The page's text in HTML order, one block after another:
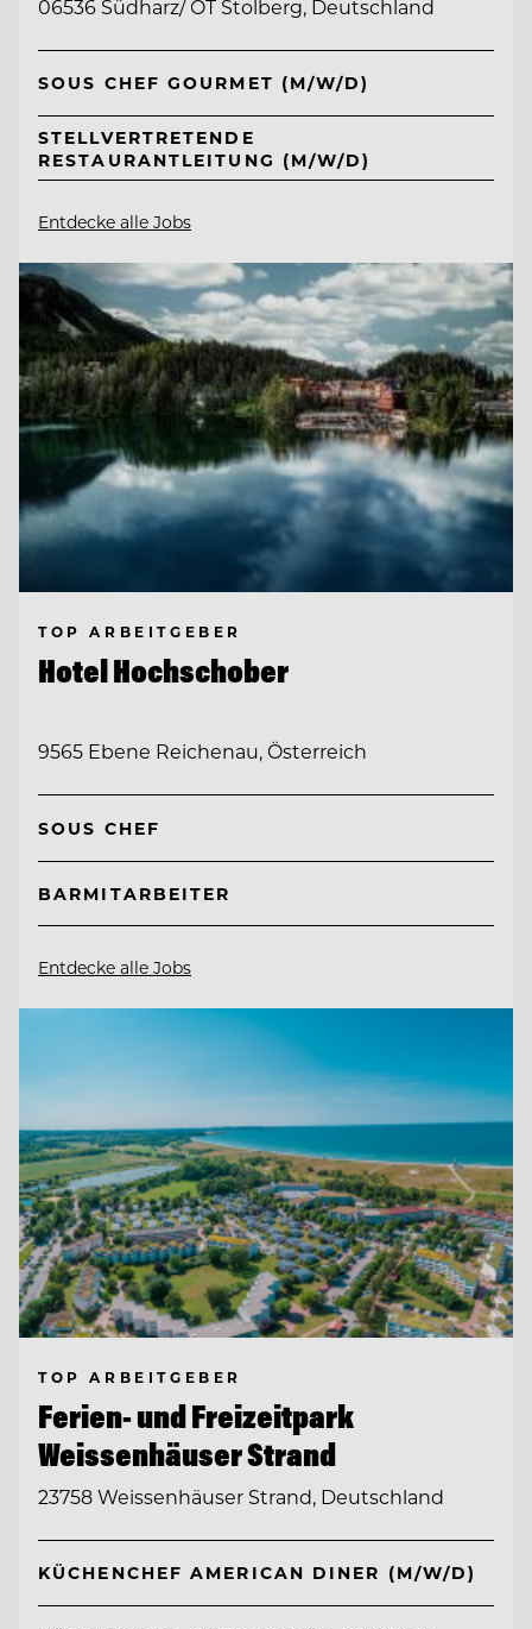
06536 Südharz/ OT Stolberg, Deutschland
SOUS CHEF GOURMET (M/W/D)
STELLVERTRETENDE
RESTAURANTLEITUNG (M/W/D)
Entdecke alle Jobs
TOP ARBEITGEBER
Hotel Hochschober
9565 Ebene Reichenau, Österreich
SOUS CHEF
BARMITARBEITER
Entdecke alle Jobs
TOP ARBEITGEBER
Ferien- und Freizeitpark
Weissenhäuser Strand
23758 Weissenhäuser Strand, Deutschland
KÜCHENCHEF AMERICAN DINER (M/W/D)